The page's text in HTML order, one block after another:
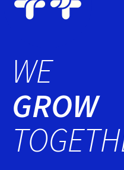
WE
GROW